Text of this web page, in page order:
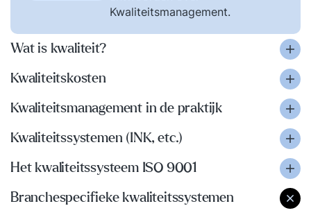
Kwaliteitsmanagement.
Wat is kwaliteit?
Kwaliteitskosten
Kwaliteitsmanagement in de praktijk
Kwaliteitssystemen (INK, etc.)
Het kwaliteitssysteem ISO 9001
Branchespecifieke kwaliteitssystemen